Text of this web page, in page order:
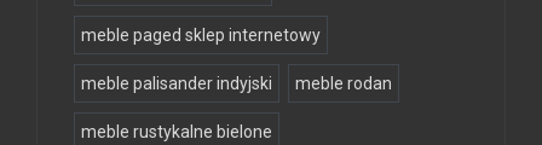
meble paged sklep internetowy
meble palisander indyjski meble rodan
meble rustykalne bielone